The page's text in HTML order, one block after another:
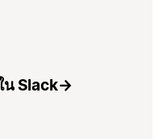
Slack→